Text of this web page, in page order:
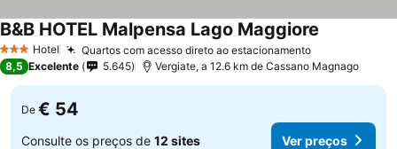
3 EstrelasHotel Quartos com acesso direto ao estacionamentoVer preços
B&B HOTEL Malpensa Lago Maggiore
8,5 Excelente 5.645 Vergiate, a 12.6 km de Cassano Magnago
De € 54
Consulte os preços de 12 sites Ver preços